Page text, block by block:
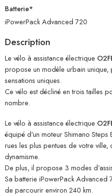
Batterie*
iPowerPack Advanced 720
Description
Le vélo à assistance électrique
propose un modèle urbain
sensations uniques.
Ce vélo est décliné en trois tailles
nombre.
Le vélo à assistance électrique
équipé d’un moteur Shimano
rues les plus pentues de votre
dynamisme.
De plus, il propose 3 modes
Sa batterie iPowerPack Advanced
de parcourir environ 240 km.